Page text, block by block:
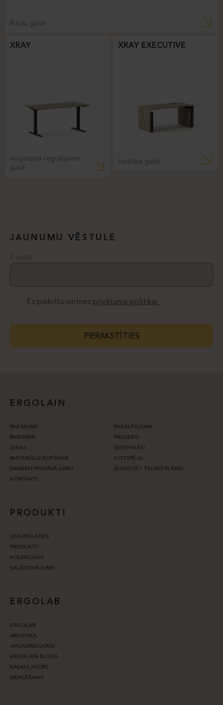
Rindu galdi
XRAY
Augstumā regulējamie
galdi
XRAY EXECUTIVE
Vadītāja galdi
JAUNUMU VĒSTULE
E-pasts
Es piekrītu vietnes privātuma politikai.
PIERAKSTĪTIES
ERGOLAIN
PAR MUMS
PAKALPOJUMI
PARTNERI
PROJEKTI
ZIŅAS
SERTIFIKĀTI
MATERIĀLU KOPŠANA
ILGTSPĒJA
SAŅEMT PIEDĀVĀJUMU
IEGŪSTIET TELPAS PLĀNU
KONTAKTI
PRODUKTI
LEJUPIELĀDES
PRODUKTI
KOLEKCIJAS
SALĪDZINĀJUMS
ERGOLAB
ERGOLAB
AKUSTIKA
APGAISMOJUMS
ERGOLAIN BLOGS
KALKULATORS
MEKLĒŠANA